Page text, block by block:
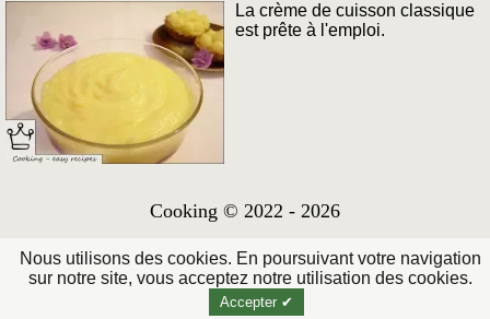
La crème de cuisson classique
est prête à l'emploi.
Cooking © 2022 - 2026
Nous utilisons des cookies. En poursuivant votre navigation
sur notre site, vous acceptez notre utilisation des cookies.
Accepter ✔